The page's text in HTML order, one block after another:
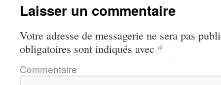
Laisser un commentaire
Votre adresse de messagerie ne sera pas
obligatoires sont indiqués avec *
Commentaire